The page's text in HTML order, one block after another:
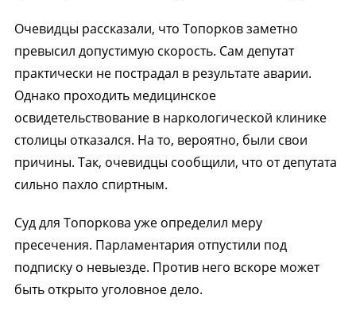
Очевидцы рассказали, что Топорков заметно
превысил допустимую скорость. Сам депутат
практически не пострадал в результате аварии.
Однако проходить медицинское
освидетельствование в наркологической клинике
столицы отказался. На то, вероятно, были свои
причины. Так, очевидцы сообщили, что от депутата
сильно пахло спиртным.
Суд для Топоркова уже определил меру
пресечения. Парламентария отпустили под
подписку о невыезде. Против него вскоре может
быть открыто уголовное дело.